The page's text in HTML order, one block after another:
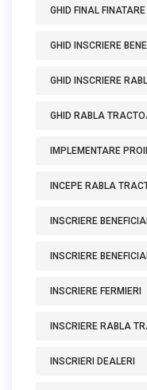
GHID FINAL
GHID INSCRIERE
GHID INSCRIERE
GHID RABLA
IMPLEMENTARE
INCEPE RABLA
INSCRIERE
INSCRIERE
INSCRIERE FERMIERI
INSCRIERE RABLA
INSCRIERI DEALERI